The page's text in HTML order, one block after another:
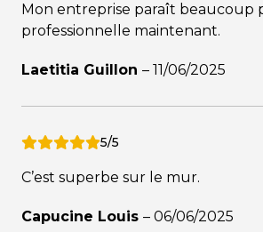
Mon entreprise paraît beaucoup
professionnelle maintenant.
Laetitia Guillon – 11/06/2025
5/5
C’est superbe sur le mur.
Capucine Louis – 06/06/2025